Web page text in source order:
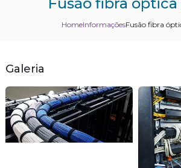
HomeInformaçõesFusão fibra
Galeria